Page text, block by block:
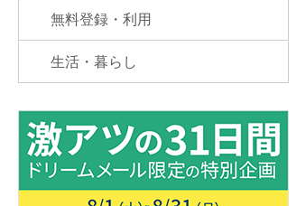
無料登録・利用
生活・暮らし